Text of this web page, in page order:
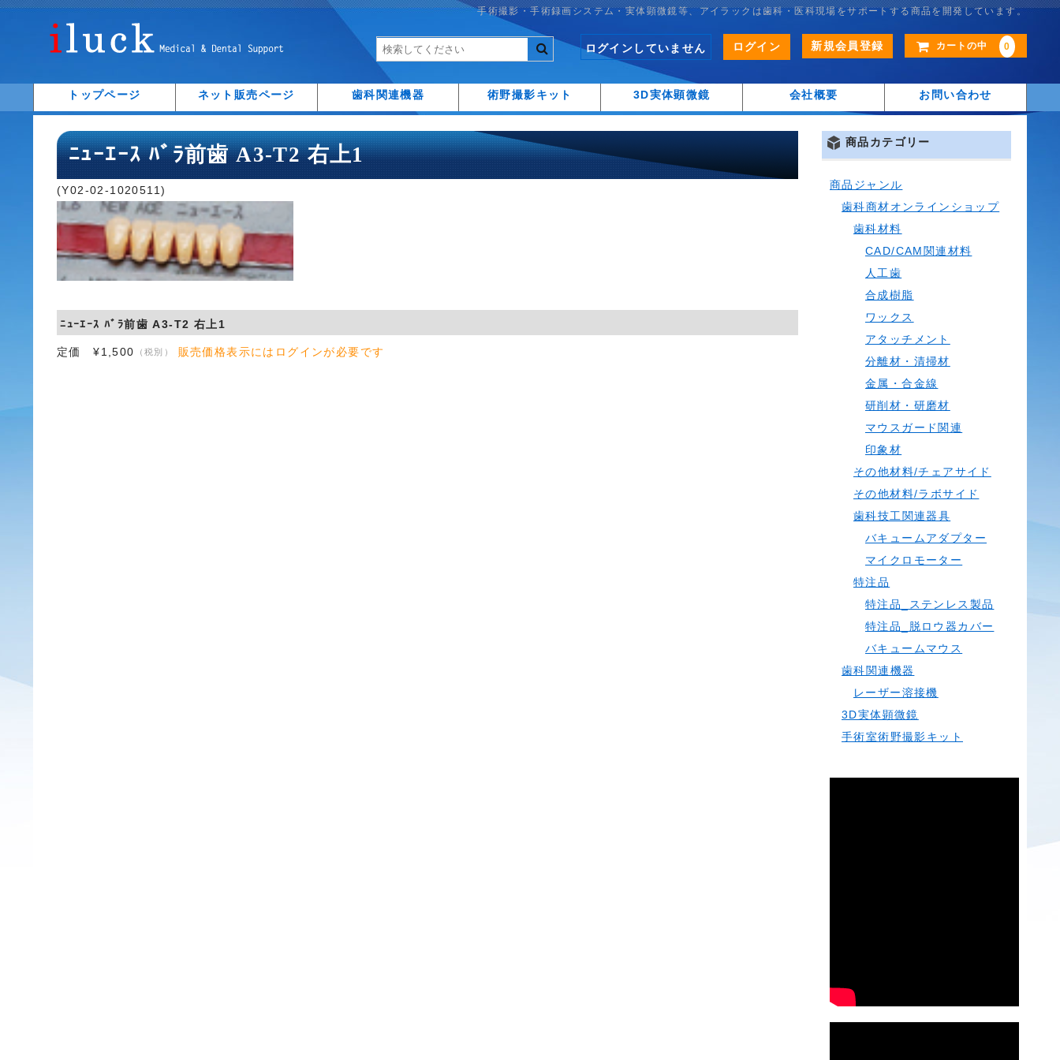
手術撮影・手術録画システム・実体顕微鏡等、アイラックは歯科・医科現場をサポートする商品を開発しています。
カートの中 0
ログインしていません ログイン 新規会員登録
トップページ ネット販売ページ 歯科関連機器 術野撮影キット 3D実体顕微鏡 会社概要 お問い合わせ
ﾆｭｰｴｰｽ ﾊﾞﾗ前歯 A3-T2 右上1
(Y02-02-1020511)
ﾆｭｰｴｰｽ ﾊﾞﾗ前歯 A3-T2 右上1
定価 ¥1,500 （税別） 販売価格表示にはログインが必要です
商品カテゴリー
商品ジャンル
歯科商材オンラインショップ
歯科材料
CAD/CAM関連材料
人工歯
合成樹脂
ワックス
アタッチメント
分離材・清掃材
金属・合金線
研削材・研磨材
マウスガード関連
印象材
その他材料/チェアサイド
その他材料/ラボサイド
歯科技工関連器具
バキュームアダプター
マイクロモーター
特注品
特注品_ステンレス製品
特注品_脱ロウ器カバー
バキュームマウス
歯科関連機器
レーザー溶接機
3D実体顕微鏡
手術室術野撮影キット